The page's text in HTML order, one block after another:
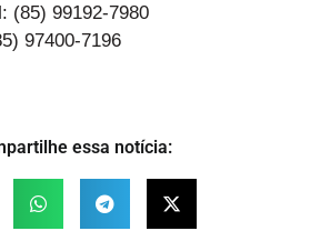
(85) 99192-7980
97400-7196
essa notícia: